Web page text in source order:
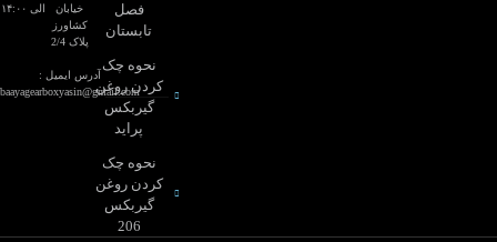
فصل
تابستان
نحوه چک
کردن روغن
گیربکس
پراید
نحوه چک
کردن روغن
گیربکس
206
خیابان
کشاورز
پلاک 2/4
آدرس ایمیل :
baayagearboxyasin@gmail.com
الی ۱۴:۰۰